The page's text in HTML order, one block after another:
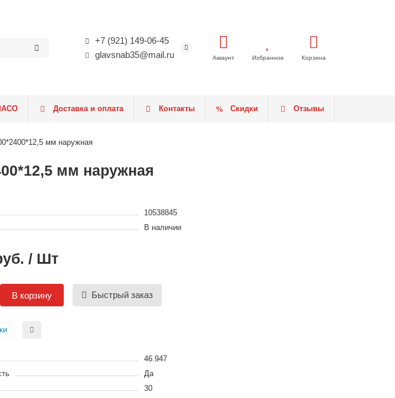
+7 (921) 149-06-45
glavsnab35@mail.ru
Аккаунт Избранное Корзина
Доставка и оплата Контакты Скидки Отзывы
мм наружная
мм наружная
10538845
В наличии
/ Шт
В корзину Быстрый заказ
46.947
Да
30